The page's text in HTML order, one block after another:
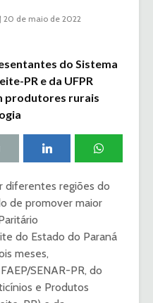
20 de maio de 2022
do Sistema
PR e da UFPR
produtores rurais
diferentes regiões do
de promover maior
do Estado do Paraná
meses,
SENAR-PR, do
e Produtos